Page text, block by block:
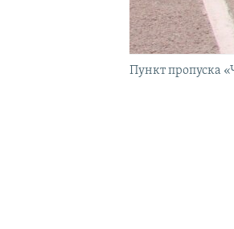
Пункт пропуска